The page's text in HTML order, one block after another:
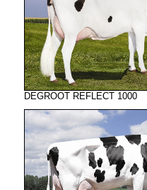
DEGROOT REFLECT 1000